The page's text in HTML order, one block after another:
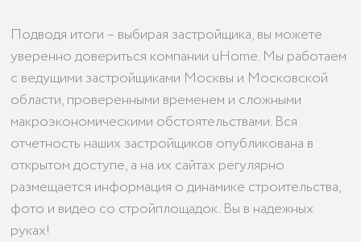
Подводя итоги – выбирая застройщика, вы можете
уверенно довериться компании uHome. Мы работаем
с ведущими застройщиками Москвы и Московской
области, проверенными временем и сложными
макроэкономическими обстоятельствами. Вся
отчетность наших застройщиков опубликована в
открытом доступе, а на их сайтах регулярно
размещается информация о динамике строительства,
фото и видео со стройплощадок. Вы в надежных
руках!